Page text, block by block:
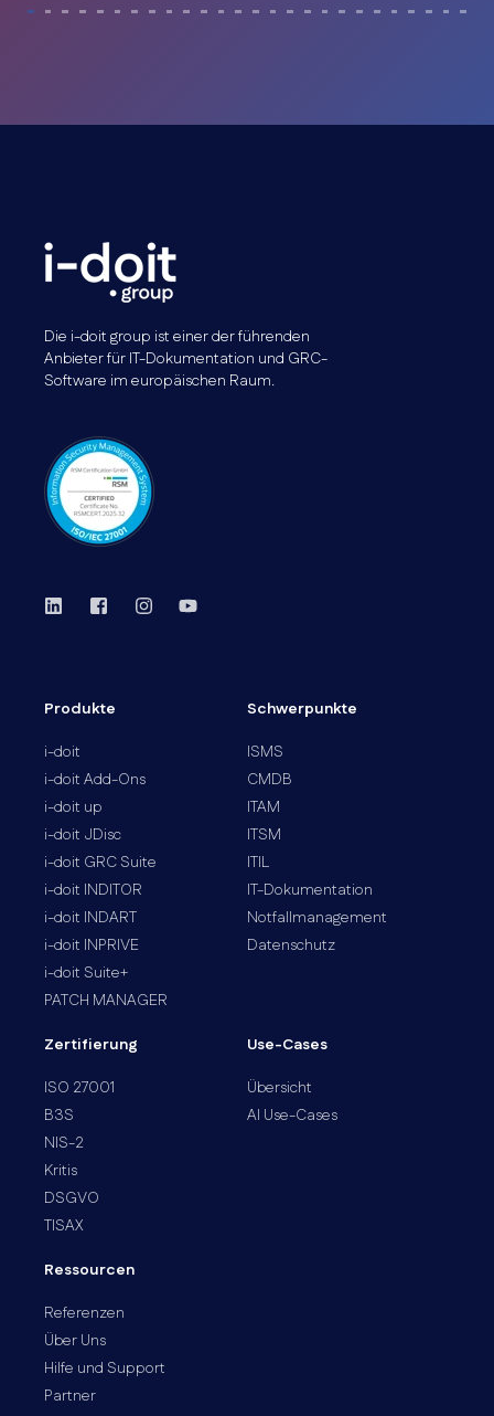
Die i-doit group ist einer der führenden
Anbieter für IT-Dokumentation und GRC-
Software im europäischen Raum.
Produkte
i-doit
i-doit Add-Ons
i-doit up
i-doit JDisc
i-doit GRC Suite
i-doit INDITOR
i-doit INDART
i-doit INPRIVE
i-doit Suite+
PATCH MANAGER
Schwerpunkte
ISMS
CMDB
ITAM
ITSM
ITIL
IT-Dokumentation
Notfallmanagement
Datenschutz
Zertifierung
ISO 27001
B3S
NIS-2
Kritis
DSGVO
TISAX
Use-Cases
Übersicht
AI Use-Cases
Ressourcen
Referenzen
Über Uns
Hilfe und Support
Partner